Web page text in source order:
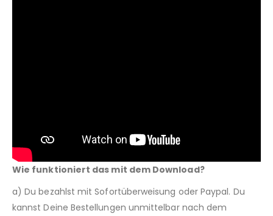
Wie funktioniert das mit dem Download?
a) Du bezahlst mit Sofortüberweisung oder Paypal. Du
kannst Deine Bestellungen unmittelbar nach dem